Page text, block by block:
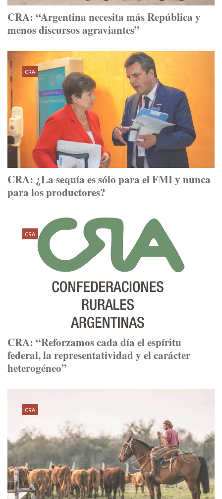
CRA: “Argentina necesita más República y
menos discursos agraviantes”
CRA
CRA: ¿La sequía es sólo para el FMI y nunca
para los productores?
CRA
CRA: “Reforzamos cada día el espíritu
federal, la representatividad y el carácter
heterogéneo”
CRA